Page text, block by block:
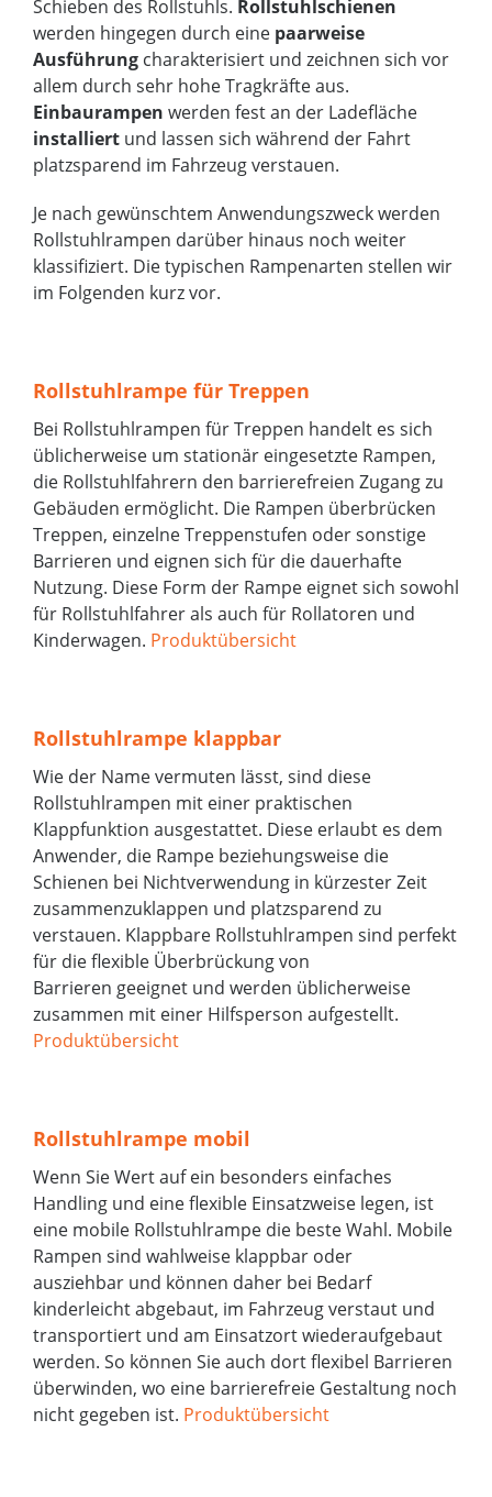
Schieben des Rollstuhls. Rollstuhlschienen
werden hingegen durch eine paarweise
Ausführung charakterisiert und zeichnen sich vor
allem durch sehr hohe Tragkräfte aus.
Einbaurampen werden fest an der Ladefläche
installiert und lassen sich während der Fahrt
platzsparend im Fahrzeug verstauen.
Je nach gewünschtem Anwendungszweck werden
Rollstuhlrampen darüber hinaus noch weiter
klassifiziert. Die typischen Rampenarten stellen wir
im Folgenden kurz vor.
Rollstuhlrampe für Treppen
Bei Rollstuhlrampen für Treppen handelt es sich
üblicherweise um stationär eingesetzte Rampen,
die Rollstuhlfahrern den barrierefreien Zugang zu
Gebäuden ermöglicht. Die Rampen überbrücken
Treppen, einzelne Treppenstufen oder sonstige
Barrieren und eignen sich für die dauerhafte
Nutzung. Diese Form der Rampe eignet sich sowohl
für Rollstuhlfahrer als auch für Rollatoren und
Kinderwagen. Produktübersicht
Rollstuhlrampe klappbar
Wie der Name vermuten lässt, sind diese
Rollstuhlrampen mit einer praktischen
Klappfunktion ausgestattet. Diese erlaubt es dem
Anwender, die Rampe beziehungsweise die
Schienen bei Nichtverwendung in kürzester Zeit
zusammenzuklappen und platzsparend zu
verstauen. Klappbare Rollstuhlrampen sind perfekt
für die flexible Überbrückung von
Barrieren geeignet und werden üblicherweise
zusammen mit einer Hilfsperson aufgestellt.
Produktübersicht
Rollstuhlrampe mobil
Wenn Sie Wert auf ein besonders einfaches
Handling und eine flexible Einsatzweise legen, ist
eine mobile Rollstuhlrampe die beste Wahl. Mobile
Rampen sind wahlweise klappbar oder
ausziehbar und können daher bei Bedarf
kinderleicht abgebaut, im Fahrzeug verstaut und
transportiert und am Einsatzort wiederaufgebaut
werden. So können Sie auch dort flexibel Barrieren
überwinden, wo eine barrierefreie Gestaltung noch
nicht gegeben ist. Produktübersicht